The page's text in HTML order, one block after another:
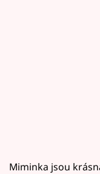
Miminka jsou